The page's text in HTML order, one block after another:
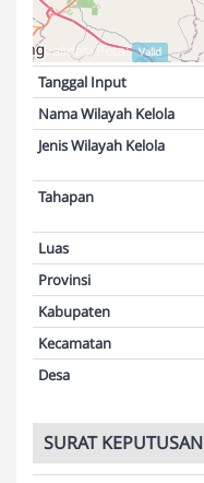
Validasi Peta: Valid
Tanggal Input
Nama Wilayah Kelola
Jenis Wilayah Kelola
Tahapan
Luas
Provinsi
Kabupaten
Kecamatan
Desa
SURAT KEPUTUSAN